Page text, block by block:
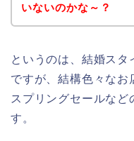
いないのかな～？
というのは、結婚ス
ですが、結構色々なお
スプリングセールな
す。